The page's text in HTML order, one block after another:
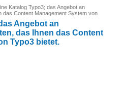
Katalog Typo3; das Angebot an
das Content Management System von
Angebot an
das Ihnen das Content
Typo3 bietet.